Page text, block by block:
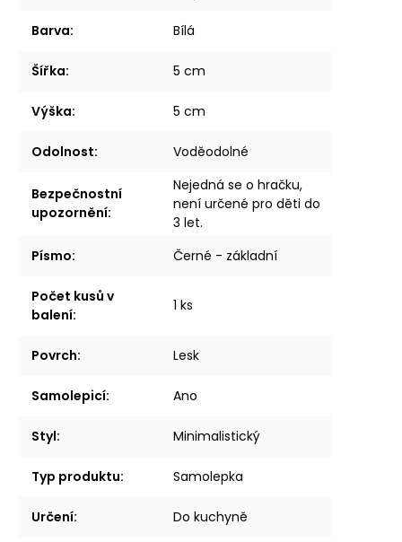
Barva: Bílá
Šířka: 5 cm
Výška: 5 cm
Odolnost: Voděodolné
Bezpečnostní
upozornění:
Nejedná se o hračku,
není určené pro děti do
3 let.
Písmo: Černé - základní
Počet kusů v
balení:
1 ks
Povrch: Lesk
Samolepicí: Ano
Styl: Minimalistický
Typ produktu: Samolepka
Určení: Do kuchyně